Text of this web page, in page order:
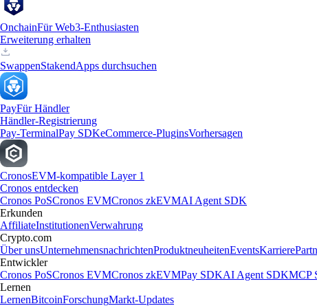
OnchainFür Web3-Enthusiasten
Erweiterung erhalten
SwappenStakendApps durchsuchen
PayFür Händler
Händler-Registrierung
Pay-TerminalPay SDKeCommerce-PluginsVorhersagen
CronosEVM-kompatible Layer 1
Cronos entdecken
Cronos PoSCronos EVMCronos zkEVMAI Agent SDK
Erkunden
AffiliateInstitutionenVerwahrung
Crypto.com
Über unsUnternehmensnachrichtenProduktneuheitenEventsKarriere
Entwickler
Cronos PoSCronos EVMCronos zkEVMPay SDKAI Agent SDKMCP
Lernen
LernenBitcoinForschungMarkt-Updates